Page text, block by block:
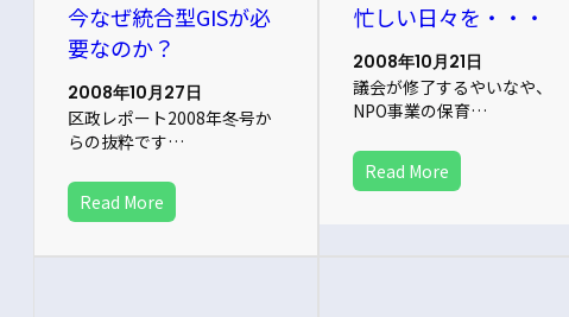
今なぜ統合型GISが必
要なのか？
2008年10月27日
区政レポート2008年冬号か
らの抜粋です…
Read More
忙しい日々を・・・
2008年10月21日
議会が修了するやいなや、
NPO事業の保育…
Read More